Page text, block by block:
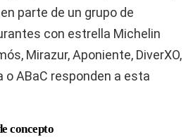
parte de un grupo de
con estrella Michelin
Mirazur, Aponiente, DiverXO,
o ABaC responden a esta
concepto